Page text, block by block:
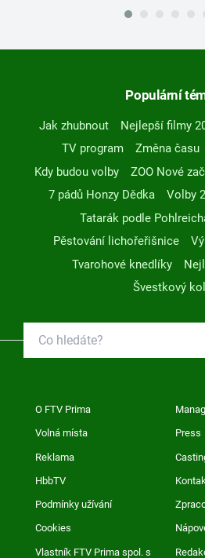
Populární
Jak zhubnout Nejlepší filmy
TV program
Změna času
Kdy budou volby
ZOO Nové
7 pádů Honzy Dědka
Volby
Tatarák podle
Pěstování lichořeřišnice
Tvarohové knedlíky
Švestkový
O FTV Prima
Volná místa Press
Reklama
HbbTV
Podmínky užívání
Cookies
Vlastník FTV Prima spol. s